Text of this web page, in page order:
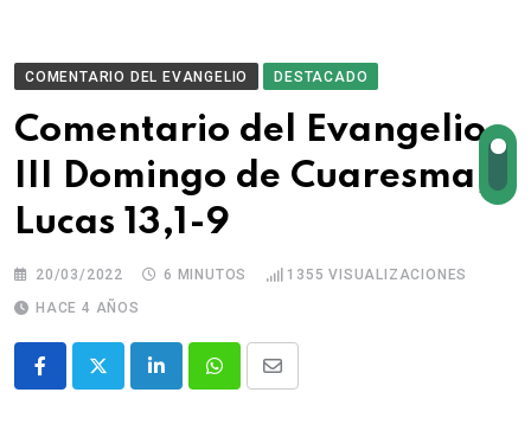
COMENTARIO DEL EVANGELIO DESTACADO
Comentario del Evangelio
III Domingo de Cuaresma,
Lucas 13,1-9
20/03/2022 6 MINUTOS 1355 VISUALIZACIONES
HACE 4 AÑOS